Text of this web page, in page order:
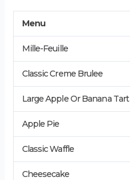
Menu
Mille-Feuille
Classic Creme Brulee
Large Apple Or Banana Tart
Apple Pie
Classic Waffle
Cheesecake